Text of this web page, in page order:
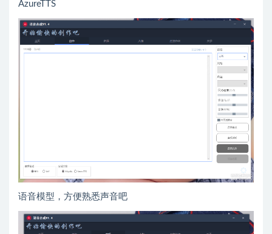
AzureTTS
语音模型，方便熟悉声音吧